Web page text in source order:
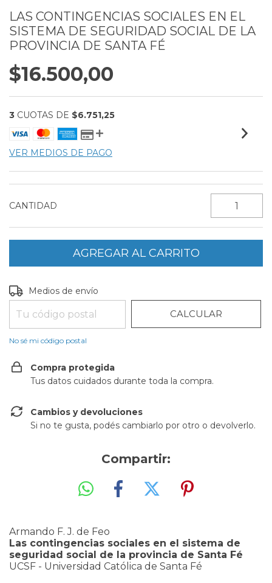
LAS CONTINGENCIAS SOCIALES EN EL
SISTEMA DE SEGURIDAD SOCIAL DE LA
PROVINCIA DE SANTA FÉ
$16.500,00
3 CUOTAS DE $6.751,25
VER MEDIOS DE PAGO
CANTIDAD
Entregas para el CP:
Medios de envío
CALCULAR
No sé mi código postal
Compra protegida
Tus datos cuidados durante toda la compra.
Cambios y devoluciones
Si no te gusta, podés cambiarlo por otro o devolverlo.
Compartir:
Armando F. J. de Feo
Las contingencias sociales en el sistema de
seguridad social de la provincia de Santa Fé
UCSF - Universidad Católica de Santa Fé